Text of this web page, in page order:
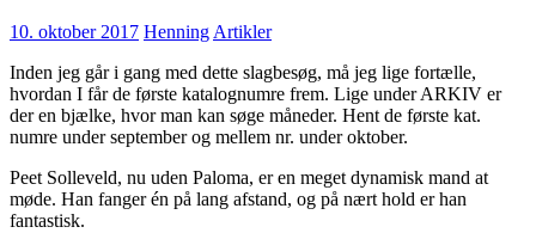
10. oktober 2017 HenningArtikler
Inden jeg går i gang med dette slagbesøg, må jeg lige fortælle,
hvordan I får de første katalognumre frem. Lige under ARKIV er
der en bjælke, hvor man kan søge måneder. Hent de første kat.
numre under september og mellem nr. under oktober.
Peet Solleveld, nu uden Paloma, er en meget dynamisk mand at
møde. Han fanger én på lang afstand, og på nært hold er han
fantastisk.